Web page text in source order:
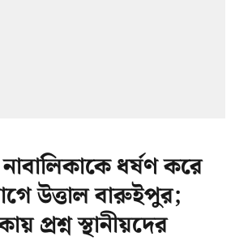
ধর্ষণ করে
উত্তাল বারুইপুর;
প্রশ্ন স্থানীয়দের